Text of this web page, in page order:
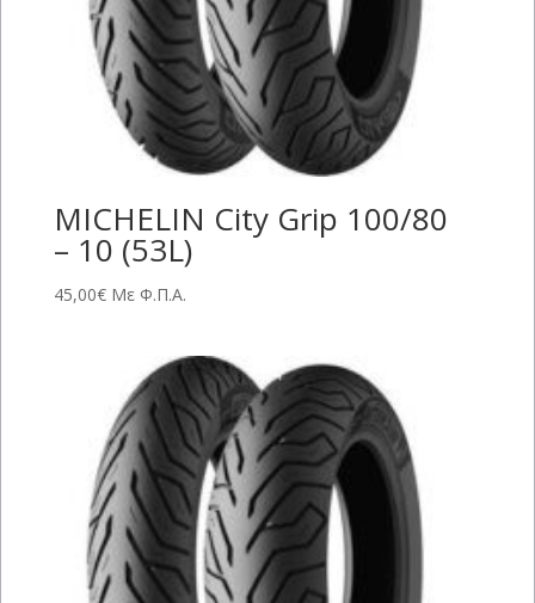
MICHELIN City Grip 100/80
– 10 (53L)
45,00€ Με Φ.Π.Α.